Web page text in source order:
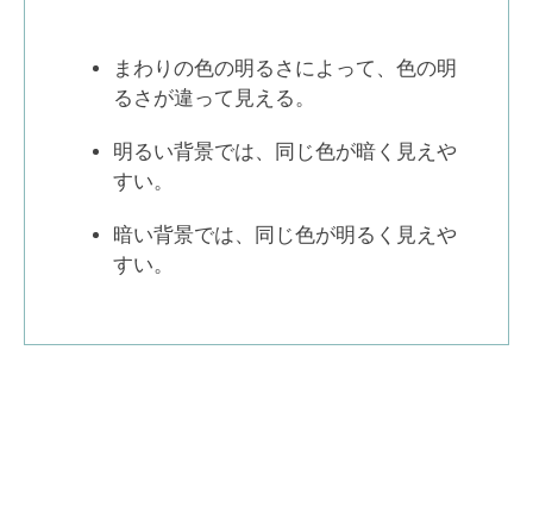
まわりの色の明るさによって、色の明
るさが違って見える。
明るい背景では、同じ色が暗く見えや
すい。
暗い背景では、同じ色が明るく見えや
すい。